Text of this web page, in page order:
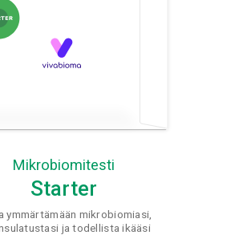
Mikrobiomitesti
Starter
ymmärtämään mikrobiomiasi,
ja todellista ikääsi